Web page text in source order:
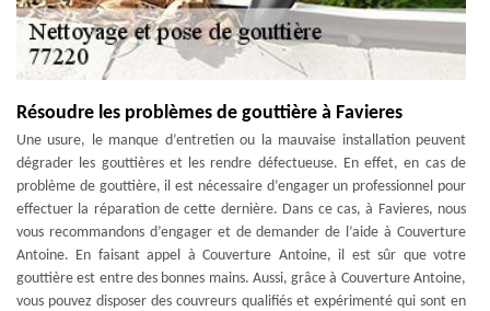
Résoudre les problèmes de gouttière à Favieres
Une usure, le manque d’entretien ou la mauvaise installation peuvent
dégrader les gouttières et les rendre défectueuse. En effet, en cas de
problème de gouttière, il est nécessaire d’engager un professionnel pour
effectuer la réparation de cette dernière. Dans ce cas, à Favieres, nous
vous recommandons d’engager et de demander de l’aide à Couverture
Antoine. En faisant appel à Couverture Antoine, il est sûr que votre
gouttière est entre des bonnes mains. Aussi, grâce à Couverture Antoine,
vous pouvez disposer des couvreurs qualifiés et expérimenté qui sont en